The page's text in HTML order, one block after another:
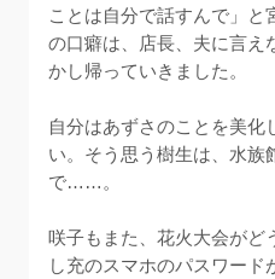
ことは自分で話すんで」と
の口癖は、店長、夫に言え
かし帰っていきました。
自分はあずさのことを美化
い。そう思う樹生は、水族
で……。
咲子もまた、花火大会がど
し充のスマホのパスワード